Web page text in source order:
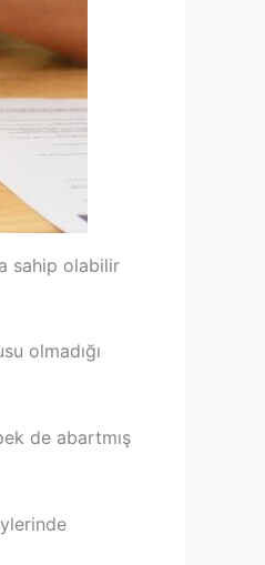
sahip olabilir
olmadığı
de abartmış